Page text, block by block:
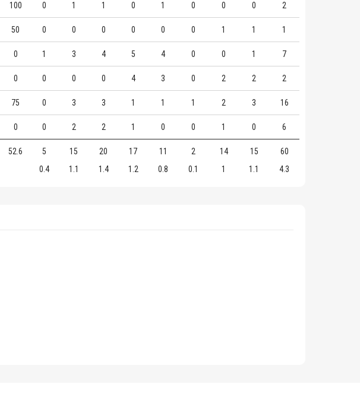
100 0 1 1 0 1 0 0 0 2
50 0 0 0 0 0 0 1 1 1
0 1 3 4 5 4 0 0 1 7
0 0 0 0 4 3 0 2 2 2
75 0 3 3 1 1 1 2 3 16
0 0 2 2 1 0 0 1 0 6
52.6 5 15 20 17 11 2 14 15
60
0.4 1.1 1.4 1.2 0.8 0.1 1 1.1 4.3